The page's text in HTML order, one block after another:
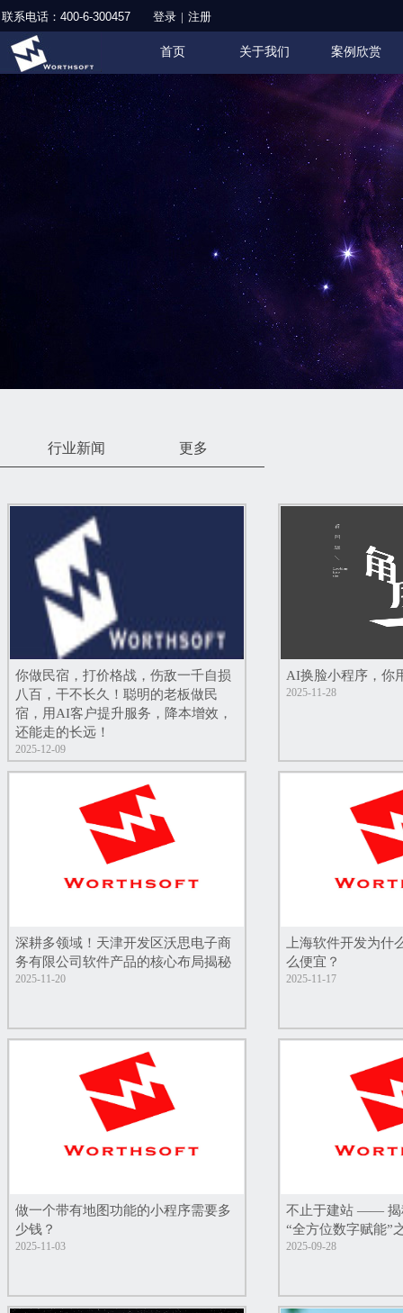
登录 | 注册
联系电话： 400-6-300457
首页 关于我们 案例欣赏
行业新闻 更多
你做民宿，打价格战，伤敌一千自损
八百，干不长久！聪明的老板做民
宿，用AI客户提升服务，降本增效，
还能走的长远！
2025-12-09
AI换脸小程序，你
2025-11-28
深耕多领域！天津开发区沃思电子商
务有限公司软件产品的核心布局揭秘
2025-11-20
上海软件开发为什
么便宜？
2025-11-17
做一个带有地图功能的小程序需要多
少钱？
2025-11-03
不止于建站 —— 揭
“全方位数字赋能”
2025-09-28